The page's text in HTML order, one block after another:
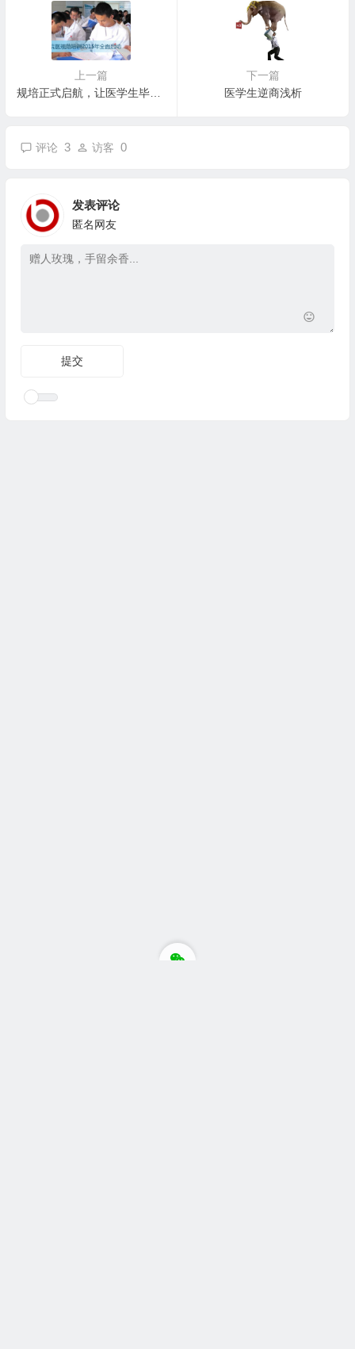
上一篇
规培正式启航，让医学生毕业后真正“会看病”
下一篇
医学生逆商浅析
评论 3 访客 0
发表评论
匿名网友